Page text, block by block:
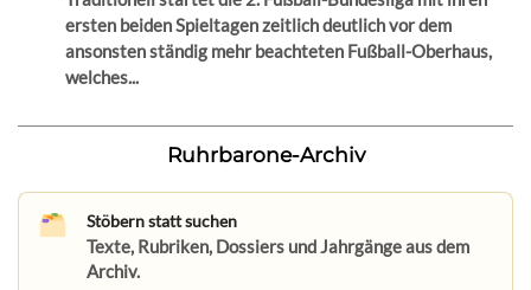
ersten beiden Spieltagen zeitlich deutlich vor dem
ansonsten ständig mehr beachteten Fußball-Oberhaus,
welches...
Ruhrbarone-Archiv
Stöbern statt suchen
Texte, Rubriken, Dossiers und Jahrgänge aus dem
Archiv.